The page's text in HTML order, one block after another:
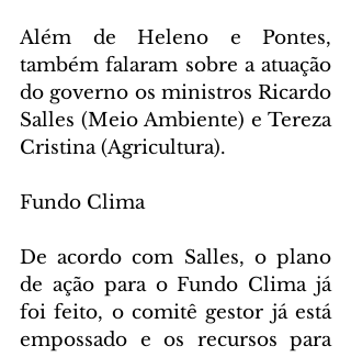
Além de Heleno e Pontes,
também falaram sobre a atuação
do governo os ministros Ricardo
Salles (Meio Ambiente) e Tereza
Cristina (Agricultura).
Fundo Clima
De acordo com Salles, o plano
de ação para o Fundo Clima já
foi feito, o comitê gestor já está
empossado e os recursos para